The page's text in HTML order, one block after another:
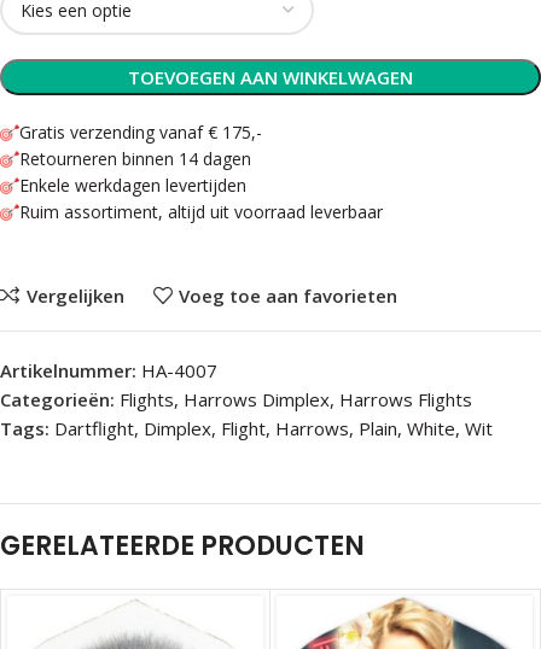
TOEVOEGEN AAN WINKELWAGEN
Gratis verzending vanaf € 175,-
Retourneren binnen 14 dagen
Enkele werkdagen levertijden
Ruim assortiment, altijd uit voorraad leverbaar
Vergelijken Voeg toe aan favorieten
Artikelnummer: HA-4007
Categorieën: Flights, Harrows Dimplex, Harrows Flights
Tags: Dartflight, Dimplex, Flight, Harrows, Plain, White, Wit
GERELATEERDE PRODUCTEN